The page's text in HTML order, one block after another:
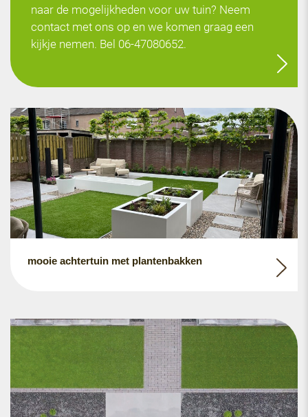
naar de mogelijkheden voor uw tuin? Neem
contact met ons op en we komen graag een
kijkje nemen. Bel 06-47080652.
mooie achtertuin met plantenbakken